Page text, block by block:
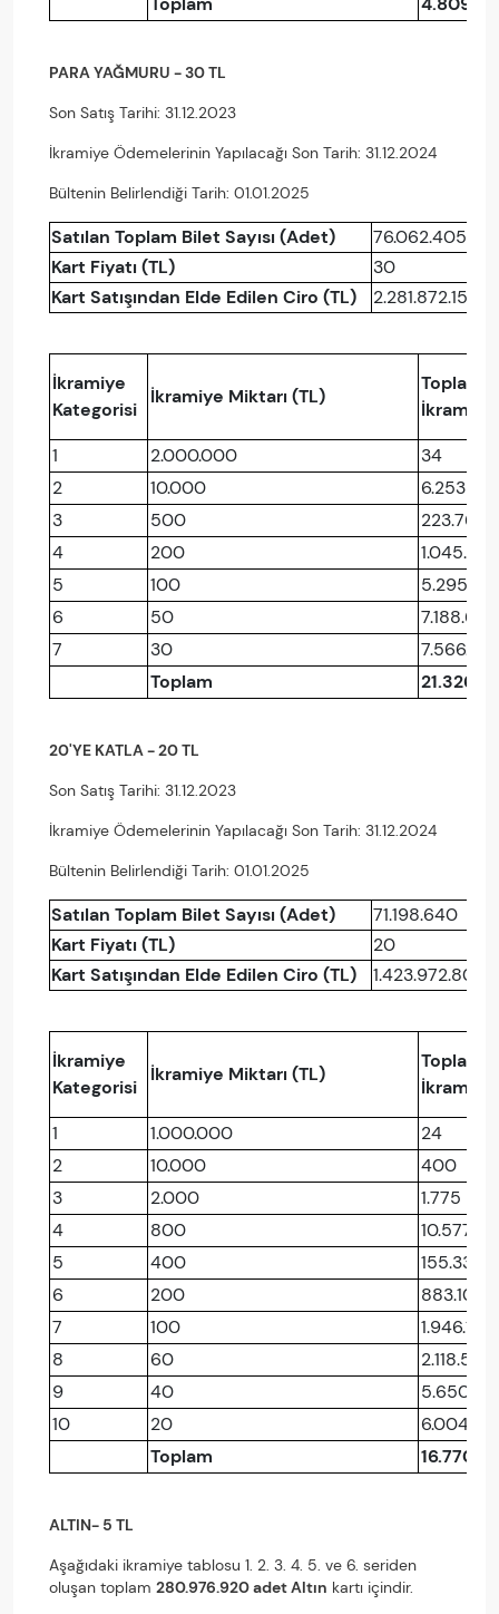
PARA YAĞMURU - 30 TL
Son Satış Tarihi: 31.12.2023
İkramiye Ödemelerinin Yapılacağı Son Tarih: 31.12.2024
Bültenin Belirlendiği Tarih: 01.01.2025
Satılan Toplam Bilet Sayısı (Adet)
76.062.405
Kart Fiyatı (TL)
30
Kart Satışından Elde Edilen Ciro (TL)
2.281.872.150
İkramiye
Kategorisi
İkramiye Miktarı (TL)
Toplam
1
2.000.000
34
2
10.000
6.253
3
500
223.762
4
200
1.045.617
5
100
6
50
7.188.618
7
30
Toplam
20'YE KATLA - 20 TL
Son Satış Tarihi: 31.12.2023
İkramiye Ödemelerinin Yapılacağı Son Tarih: 31.12.2024
Bültenin Belirlendiği Tarih: 01.01.2025
Satılan Toplam Bilet Sayısı (Adet)
71.198.640
Kart Fiyatı (TL)
20
Kart Satışından Elde Edilen Ciro (TL)
1.423.972.800
İkramiye
Kategorisi
İkramiye Miktarı (TL)
Toplam
1
1.000.000
24
2
10.000
400
3
2.000
1.775
4
800
10.577
5
400
155.334
6
200
883.106
7
100
1.946.119
8
60
2.118.509
9
40
10
20
Toplam
ALTIN- 5 TL
Aşağıdaki ikramiye tablosu 1. 2. 3. 4. 5. ve 6. seriden
oluşan toplam 280.976.920 adet Altın kartı içindir.